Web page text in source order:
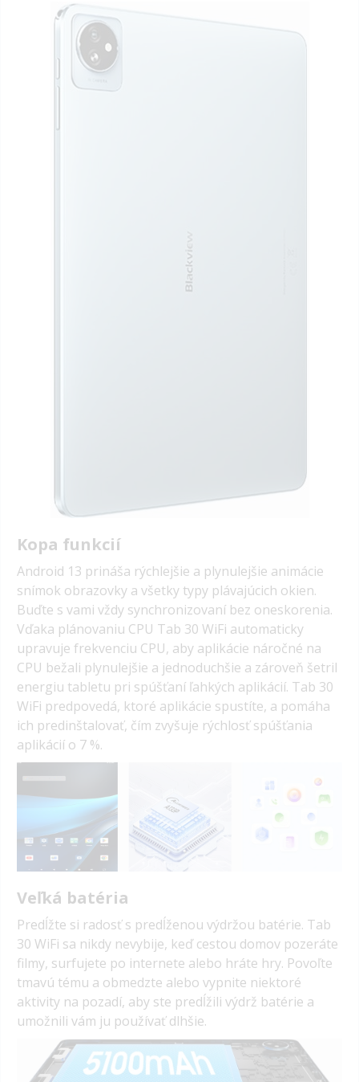
Kopa funkcií
Android 13 prináša rýchlejšie a plynulejšie animácie
snímok obrazovky a všetky typy plávajúcich okien.
Buďte s vami vždy synchronizovaní bez oneskorenia.
Vďaka plánovaniu CPU Tab 30 WiFi automaticky
upravuje frekvenciu CPU, aby aplikácie náročné na
CPU bežali plynulejšie a jednoduchšie a zároveň šetril
energiu tabletu pri spúšťaní ľahkých aplikácií. Tab 30
WiFi predpovedá, ktoré aplikácie spustíte, a pomáha
ich predinštalovať, čím zvyšuje rýchlosť spúšťania
aplikácií o 7 %.
Veľká batéria
Predĺžte si radosť s predĺženou výdržou batérie. Tab
30 WiFi sa nikdy nevybije, keď cestou domov pozeráte
filmy, surfujete po internete alebo hráte hry. Povoľte
tmavú tému a obmedzte alebo vypnite niektoré
aktivity na pozadí, aby ste predĺžili výdrž batérie a
umožnili vám ju používať dlhšie.